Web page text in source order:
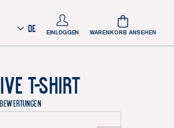
DE EINLOGGEN WARENKORB ANSEHEN
T-Shirt